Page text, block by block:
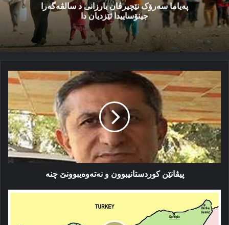
پەیاما سەرۆک نێچیرڤان بارزانی د سالڤەگەرا
جینۆساییدا ئێزدیان دا
پیڤانێن
كوردستانیبوون
و
نەتەوەیبوونێ
چنە
پیڤانێن كوردستانیبوون و نەتەوەیبوونێ چنە
دوو
كورد